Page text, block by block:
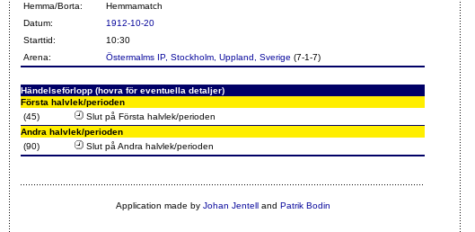
Hemma/Borta:
Hemmamatch
Datum:
1912-10-20
Starttid:
10:30
Arena:
Östermalms IP, Stockholm, Uppland, Sverige (7-1-7)
Händelseförlopp (hovra för eventuella detaljer)
Första halvlek/perioden
(45)
Slut på Första halvlek/perioden
Andra halvlek/perioden
(90)
Slut på Andra halvlek/perioden
Application made by Johan Jentelland Patrik Bodin